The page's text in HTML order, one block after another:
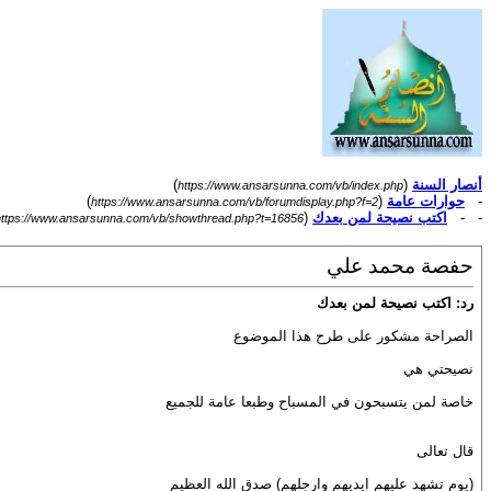
أنصار السنة (
https://www.ansarsunna.com/vb/index.php
)
- حوارات عامة (
https://www.ansarsunna.com/vb/forumdisplay.php?f=2
)
- -
اكتب نصيحة لمن بعدك (
www.ansarsunna.com/vb/showthread.php?t=16856
حفصة محمد علي
رد: اكتب نصيحة لمن بعدك
الصراحة مشكور على طرح هذا الموضوع
نصيحتي هي
خاصة لمن يتسبحون في المسباح وطبعا عامة للجميع
قال تعالى
(يوم تشهد عليهم ايديهم وارجلهم) صدق الله العظيم